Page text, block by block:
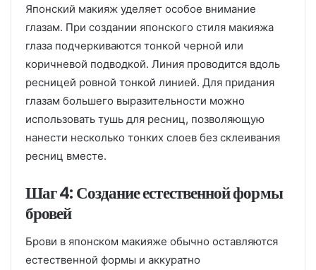
Японский макияж уделяет особое внимание
глазам. При создании японского стиля макияжа
глаза подчеркиваются тонкой черной или
коричневой подводкой. Линия проводится вдоль
ресницей ровной тонкой линией. Для придания
глазам большего выразительности можно
использовать тушь для ресниц, позволяющую
нанести несколько тонких слоев без склеивания
ресниц вместе.
Шаг 4: Создание естественной формы
бровей
Брови в японском макияже обычно оставляются
естественной формы и аккуратно